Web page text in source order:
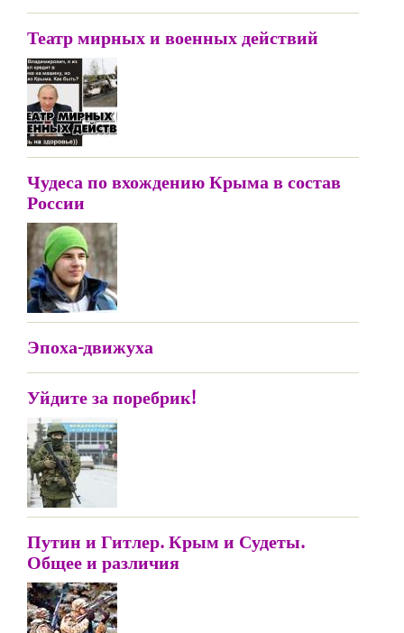
Театр мирных и военных действий
Чудеса по вхождению Крыма в состав
России
Эпоха-движуха
Уйдите за поребрик!
Путин и Гитлер. Крым и Судеты.
Общее и различия